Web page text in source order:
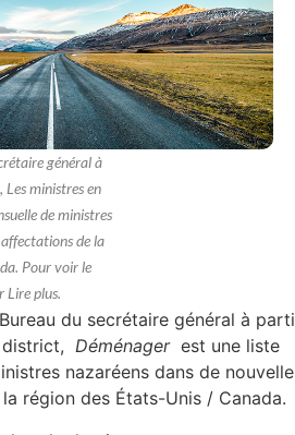
général à
ministres en
de ministres
de la
Pour voir le
Lire plus.
du secrétaire général à
Déménagerest une liste
nazaréens dans de
région des États-Unis / Canada.